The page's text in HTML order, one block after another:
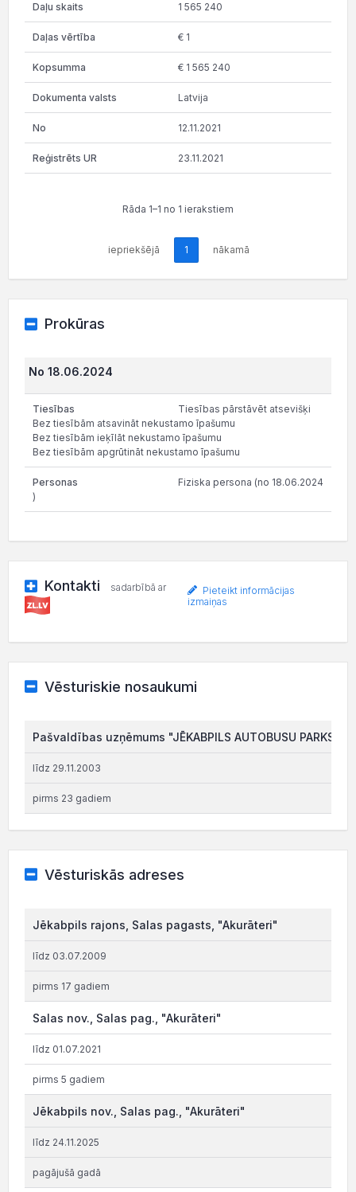
1 565 240
€ 1
€ 1 565 240
Latvija
12.11.2021
23.11.2021
Rāda 1–1 no 1 ierakstiem
iepriekšējā 1 nākamā
Prokūras
No 18.06.2024
Tiesības pārstāvēt atsevišķi
Bez tiesībām atsavināt nekustamo īpašumu
Bez tiesībām ieķīlāt nekustamo īpašumu
Bez tiesībām apgrūtināt nekustamo īpašumu
Fiziska persona (no 18.06.2024
)
Kontakti sadarbībā ar
Pieteikt informācijas
izmaiņas
Vēsturiskie nosaukumi
Pašvaldības uzņēmums "JĒKABPILS AUTOBUSU PARKS"
līdz 29.11.2003
pirms 23 gadiem
Vēsturiskās adreses
Jēkabpils rajons, Salas pagasts, "Akurāteri"
līdz 03.07.2009
pirms 17 gadiem
Salas nov., Salas pag., "Akurāteri"
līdz 01.07.2021
pirms 5 gadiem
Jēkabpils nov., Salas pag., "Akurāteri"
līdz 24.11.2025
pagājušā gadā